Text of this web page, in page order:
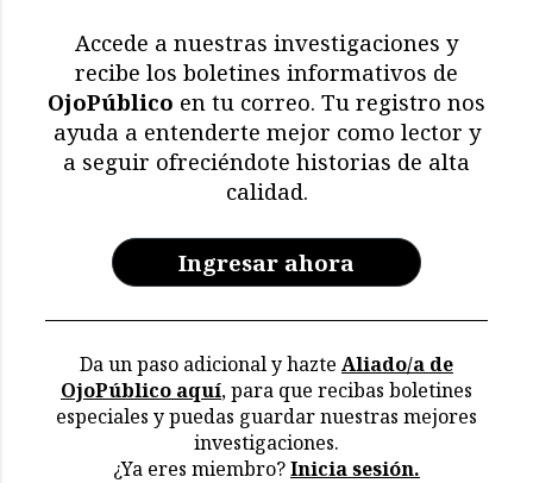
mamíferos marinos
muertos
Memoria en riesgo:
restricciones y deterioro
en los archivos de la CVR
Accede a nuestras investigaciones y
recibe los boletines informativos de
OjoPúblico en tu correo. Tu registro nos
ayuda a entenderte mejor como lector y
a seguir ofreciéndote historias de alta
calidad.
Ingresar ahora
Da un paso adicional y hazte Aliado/a de
OjoPúblico aquí, para que recibas boletines
especiales y puedas guardar nuestras mejores
investigaciones.
¿Ya eres miembro?Inicia sesión.